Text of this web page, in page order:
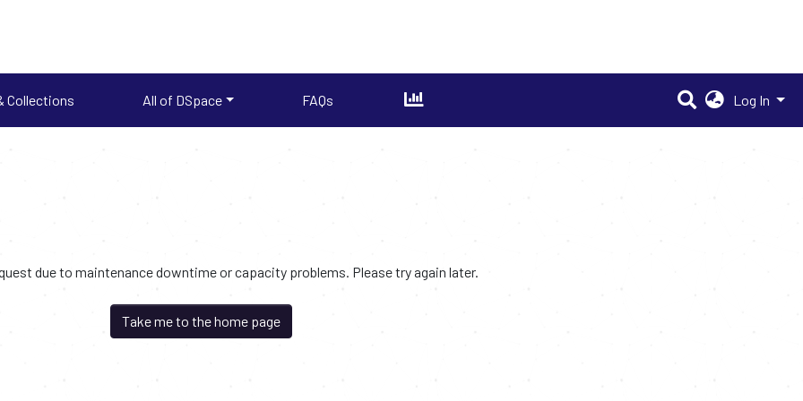
Collections All of DSpace FAQs Log In
due to maintenance downtime or capacity problems. Please try again later.
Take me to the home page